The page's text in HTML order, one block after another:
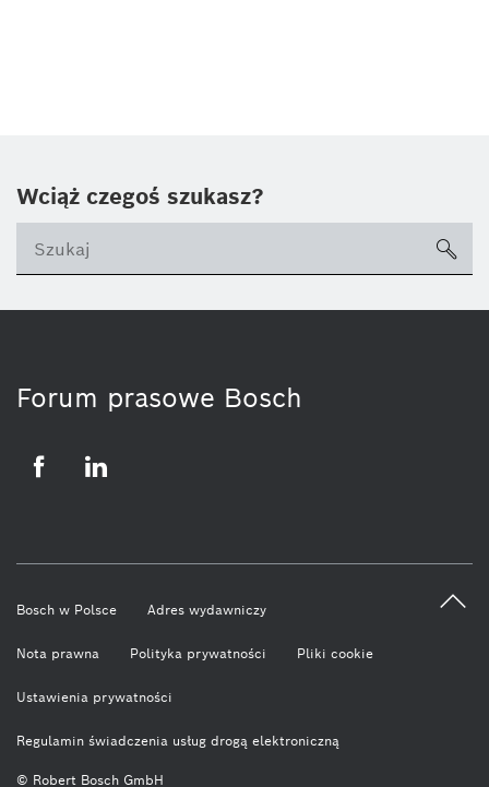
Wciąż czegoś szukasz?
Forum prasowe Bosch
© Robert Bosch GmbH
Bosch w Polsce Adres wydawniczy
Nota prawna Polityka prywatności Pliki cookie
Ustawienia prywatności
Regulamin świadczenia usług drogą elektroniczną